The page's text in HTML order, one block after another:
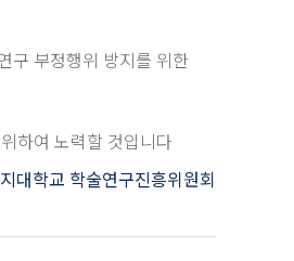
구 부정행위 방지를 위한
하여 노력할 것입니다
대학교 학술연구진흥위원회